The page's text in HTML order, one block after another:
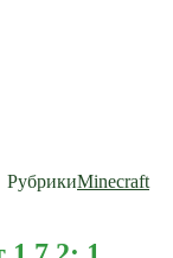
РубрикиMinecraft